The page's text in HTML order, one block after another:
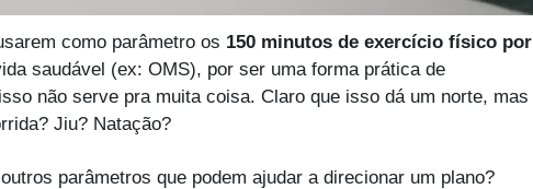
como parâmetro os 150 minutos de exercício físico por
saudável (ex: OMS), por ser uma forma prática de
não serve pra muita coisa. Claro que isso dá um norte, mas
Jiu? Natação?
parâmetros que podem ajudar a direcionar um plano?